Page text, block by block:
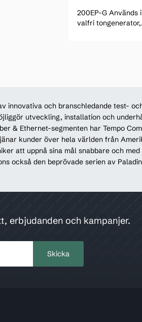
200EP-G Används
valfri tongenerator,
innovativa och branschledande test-
utveckling, installation och
& Ethernet-segmenten har Tempo
kunder över hela världen från
att uppnå sina mål snabbare och
också den beprövade serien av
erbjudanden och kampanjer.